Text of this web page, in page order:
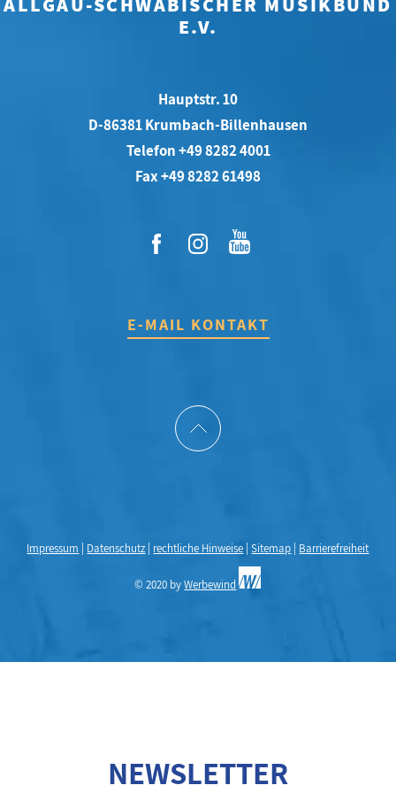
E.V.
Hauptstr. 10
D-86381 Krumbach-Billenhausen
Telefon +49 8282 4001
Fax +49 8282 61498
E-MAIL KONTAKT
Impressum Datenschutz rechtliche Hinweise |Sitemap Barrierefreiheit
© 2020 byWerbewind
NEWSLETTER